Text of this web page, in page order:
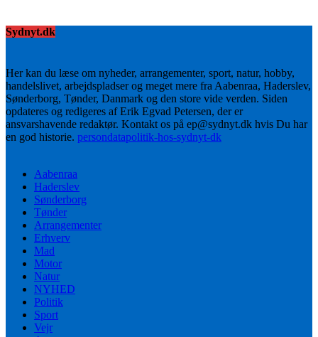
Sydnyt.dk
Her kan du læse om nyheder, arrangementer, sport, natur, hobby,
handelslivet, arbejdspladser og meget mere fra Aabenraa, Haderslev,
Sønderborg, Tønder, Danmark og den store vide verden. Siden
opdateres og redigeres af Erik Egvad Petersen, der er
ansvarshavende redaktør. Kontakt os på ep@sydnyt.dk hvis Du har
en god historie. persondatapolitik-hos-sydnyt-dk
Aabenraa
Haderslev
Sønderborg
Tønder
Arrangementer
Erhverv
Mad
Motor
Natur
NYHED
Politik
Sport
Vejr